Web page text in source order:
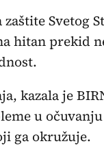
Svetog
hitan prekid
kazala je
u
ga okružuje.